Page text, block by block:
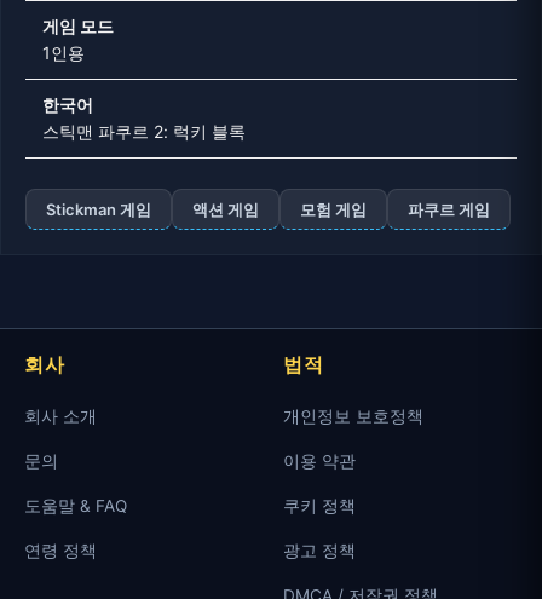
게임 모드
1인용
한국어
스틱맨 파쿠르 2: 럭키 블록
Stickman 게임 액션 게임 모험 게임 파쿠르 게임
회사
회사 소개
문의
도움말 & FAQ
연령 정책
법적
개인정보 보호정책
이용 약관
쿠키 정책
광고 정책
DMCA / 저작권 정책